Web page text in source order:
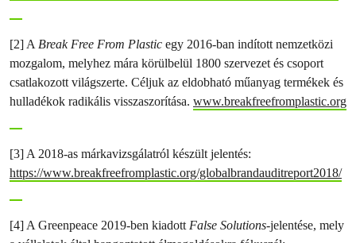
[2] ABreak Free From Plastic egy 2016-ban indított nemzetközi
mozgalom, melyhez mára körülbelül 1800 szervezet és csoport
csatlakozott világszerte. Céljuk az eldobható műanyag termékek és
hulladékok radikális visszaszorítása. www.breakfreefromplastic.org
[3] A 2018-as márkavizsgálatról készült jelentés:
https://www.breakfreefromplastic.org/globalbrandauditreport2018/
[4] A Greenpeace 2019-ben kiadottFalse Solutions-jelentése, mely